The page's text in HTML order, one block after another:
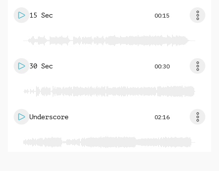
15 Sec 00:15
30 Sec 00:30
Underscore 02:16